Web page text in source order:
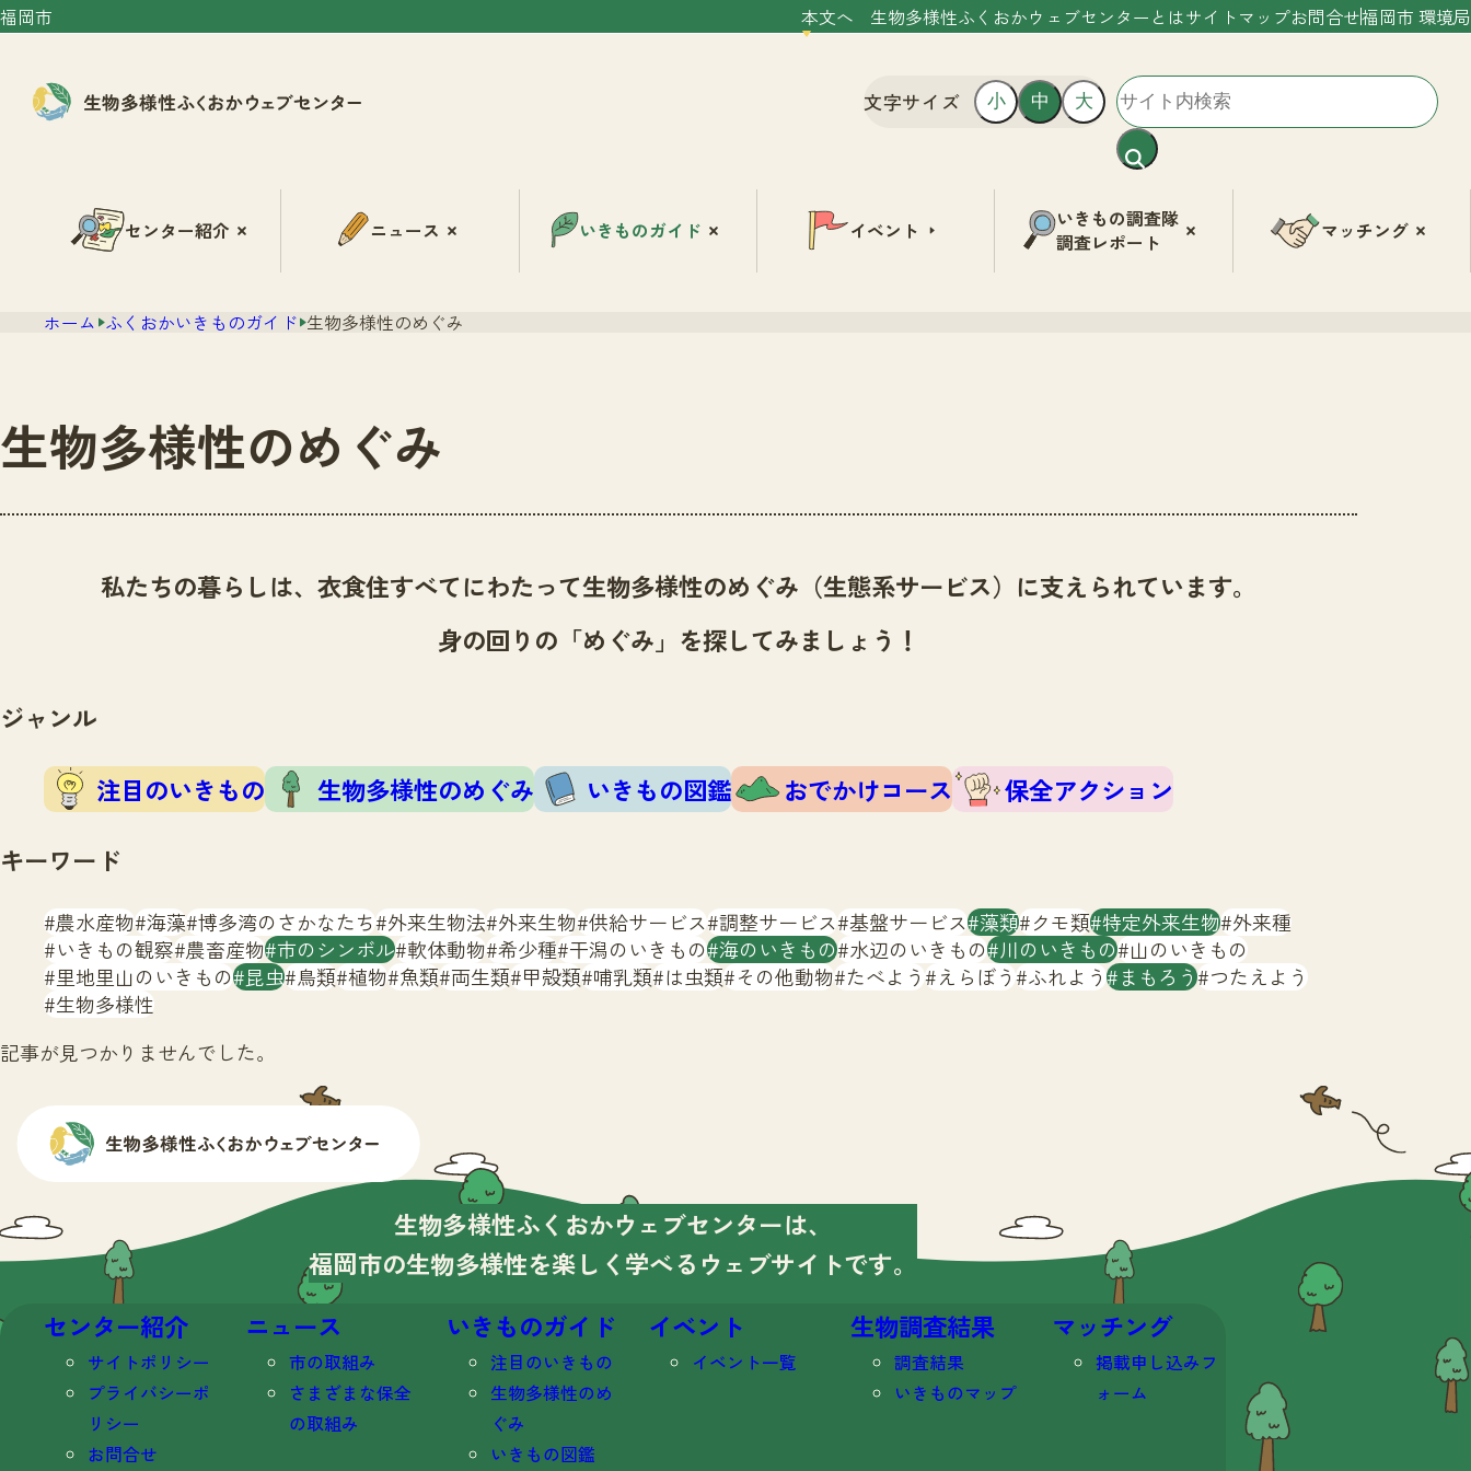
福岡市 本文へ 生物多様性ふくおかウェブセンターとはサイトマップお問合せ福岡市 環境局
文字サイズ 小 中 大
センター紹介 ニュース いきものガイド イベント
いきもの調査隊
調査レポート
マッチング
ホーム ふくおかいきものガイド 生物多様性のめぐみ
生物多様性のめぐみ
私たちの暮らしは、衣食住すべてにわたって生物多様性のめぐみ（生態系サービス）に支えられています。
身の回りの「めぐみ」を探してみましょう！
ジャンル
注目のいきもの 生物多様性のめぐみ いきもの図鑑 おでかけコース
保全アクション
キーワード
農水産物 海藻 博多湾のさかなたち 外来生物法 外来生物 供給サービス 調整サービス 基盤サービス 藻類 クモ類 特定外来生物 外来種
いきもの観察 農畜産物 市のシンボル 軟体動物 希少種 干潟のいきもの 海のいきもの 水辺のいきもの 川のいきもの 山のいきもの
里地里山のいきもの 昆虫 鳥類 植物 魚類 両生類 甲殻類 哺乳類 は虫類 その他動物 たべよう えらぼう ふれよう まもろう つたえよう
生物多様性
記事が見つかりませんでした。
生物多様性ふくおかウェブセンターは、
福岡市の生物多様性を楽しく学べる ウェブサイトです。
センター紹介
サイトポリシー
プライバシーポ
リシー
お問合せ
ニュース
市の取組み
さまざまな保全
の取組み
いきものガイド
注目のいきもの
生物多様性のめ
ぐみ
いきもの図鑑
イベント
イベント一覧
生物調査結果
調査結果
いきものマップ
マッチング
掲載申し込みフ
ォーム